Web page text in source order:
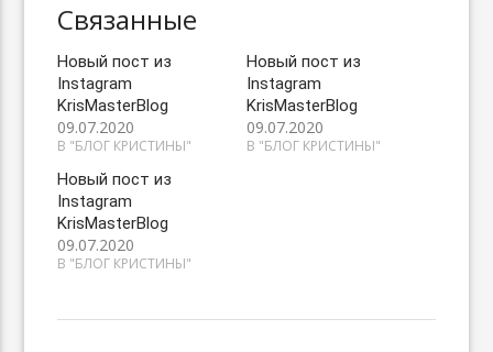
Связанные
Новый пост из
Instagram
KrisMasterBlog
09.07.2020
В "БЛОГ КРИСТИНЫ"
Новый пост из
Instagram
KrisMasterBlog
09.07.2020
В "БЛОГ КРИСТИНЫ"
Новый пост из
Instagram
KrisMasterBlog
09.07.2020
В "БЛОГ КРИСТИНЫ"